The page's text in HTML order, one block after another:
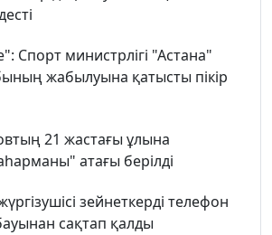
Спорт министрлігі "Астана"
жабылуына қатысты пікір
21 жастағы ұлына
атағы берілді
зейнеткерді телефон
сақтап қалды